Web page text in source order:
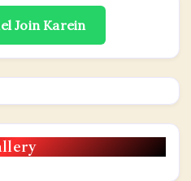
Join Karein